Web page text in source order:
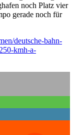
noch Platz vier
gerade noch für
deutsche-bahn-
kmh-a-